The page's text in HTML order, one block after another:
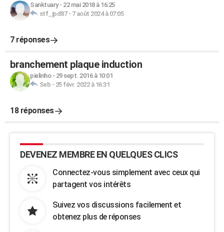
Sanktuary- 22 mai 2018 à 16:25
stf_jpd87- 7 août 2024 à 07:05
7 réponses
branchement plaque induction
pielinho- 29 sept. 2016 à 10:01
Seb - 25 févr. 2022 à 16:31
18 réponses
DEVENEZ MEMBRE EN QUELQUES CLICS
Connectez-vous simplement avec ceux qui
partagent vos intérêts
Suivez vos discussions facilement et
obtenez plus de réponses